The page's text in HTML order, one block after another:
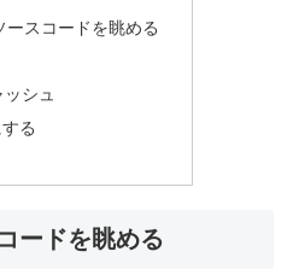
ースコードを眺める
シュ
る
ードを眺める